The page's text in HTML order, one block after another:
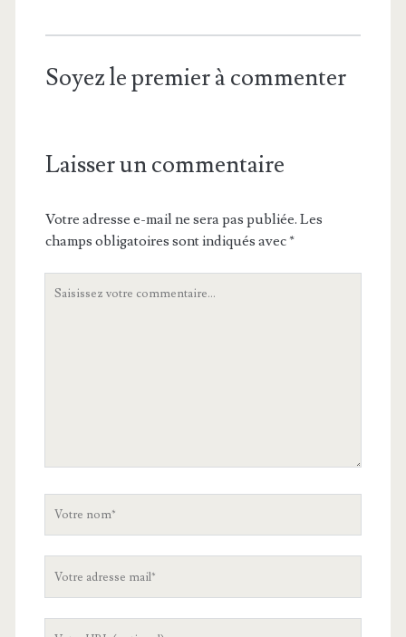
Soyez le premier à commenter
Laisser un commentaire
Votre adresse e-mail ne sera pas publiée. Les
champs obligatoires sont indiqués avec*